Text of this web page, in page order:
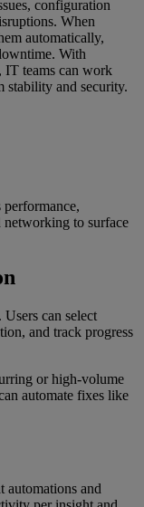
configuration
When
automatically,
With
IT teams can work
stability and security.
networking to surface
can select
and track progress
or high-volume
automate fixes like
automations and